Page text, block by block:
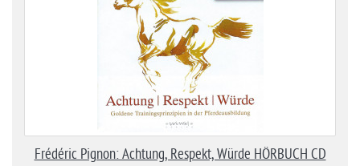
Frédéric Pignon: Achtung, Respekt, Würde HÖRBUCH CD